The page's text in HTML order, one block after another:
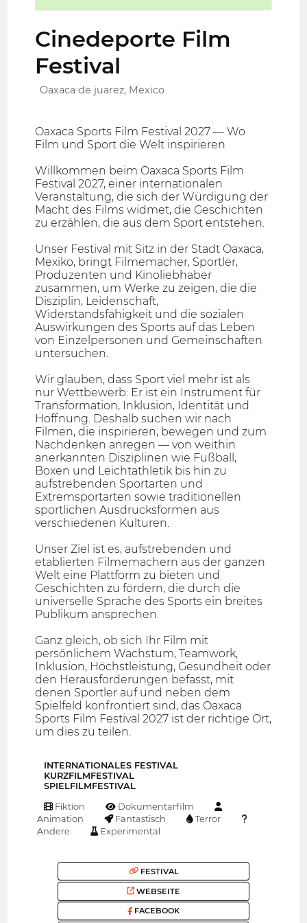
Cinedeporte Film
Festival
Oaxaca de juarez, Mexico
Oaxaca Sports Film Festival 2027 — Wo
Film und Sport die Welt inspirieren
Willkommen beim Oaxaca Sports Film
Festival 2027, einer internationalen
Veranstaltung, die sich der Würdigung der
Macht des Films widmet, die Geschichten
zu erzählen, die aus dem Sport entstehen.
Unser Festival mit Sitz in der Stadt Oaxaca,
Mexiko, bringt Filmemacher, Sportler,
Produzenten und Kinoliebhaber
zusammen, um Werke zu zeigen, die die
Disziplin, Leidenschaft,
Widerstandsfähigkeit und die sozialen
Auswirkungen des Sports auf das Leben
von Einzelpersonen und Gemeinschaften
untersuchen.
Wir glauben, dass Sport viel mehr ist als
nur Wettbewerb: Er ist ein Instrument für
Transformation, Inklusion, Identität und
Hoffnung. Deshalb suchen wir nach
Filmen, die inspirieren, bewegen und zum
Nachdenken anregen — von weithin
anerkannten Disziplinen wie Fußball,
Boxen und Leichtathletik bis hin zu
aufstrebenden Sportarten und
Extremsportarten sowie traditionellen
sportlichen Ausdrucksformen aus
verschiedenen Kulturen.
Unser Ziel ist es, aufstrebenden und
etablierten Filmemachern aus der ganzen
Welt eine Plattform zu bieten und
Geschichten zu fördern, die durch die
universelle Sprache des Sports ein breites
Publikum ansprechen.
Ganz gleich, ob sich Ihr Film mit
persönlichem Wachstum, Teamwork,
Inklusion, Höchstleistung, Gesundheit oder
den Herausforderungen befasst, mit
denen Sportler auf und neben dem
Spielfeld konfrontiert sind, das Oaxaca
Sports Film Festival 2027 ist der richtige Ort,
um dies zu teilen.
INTERNATIONALES FESTIVAL
KURZFILMFESTIVAL
SPIELFILMFESTIVAL
Fiktion
Dokumentarfilm
Animation
Fantastisch
Terror
Andere
Experimental
FESTIVAL
WEBSEITE
FACEBOOK